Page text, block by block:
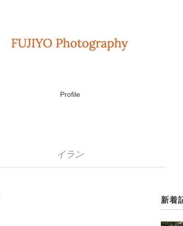
Profile
イラン
新着